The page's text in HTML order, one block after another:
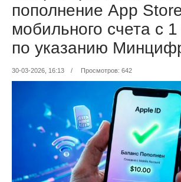
пополнение App
мобильного счета с
по указанию
30-03-2026, 16:13 / Просмотров: 642